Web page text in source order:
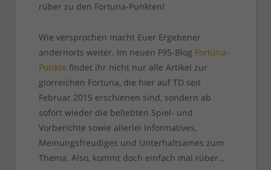
rüber zu den Fortuna-Punkten!
Wie versprochen macht Euer Ergebener
andernorts weiter. Im neuen F95-Blog Fortuna-
Punkte findet ihr nicht nur alle Artikel zur
glorreichen Fortuna, die hier auf TD seit
Februar 2015 erschienen sind, sondern ab
sofort wieder die beliebten Spiel- und
Vorberichte sowie allerlei Informatives,
Meinungsfreudiges und Unterhaltsames zum
Thema. Also, kommt doch einfach mal rüber…